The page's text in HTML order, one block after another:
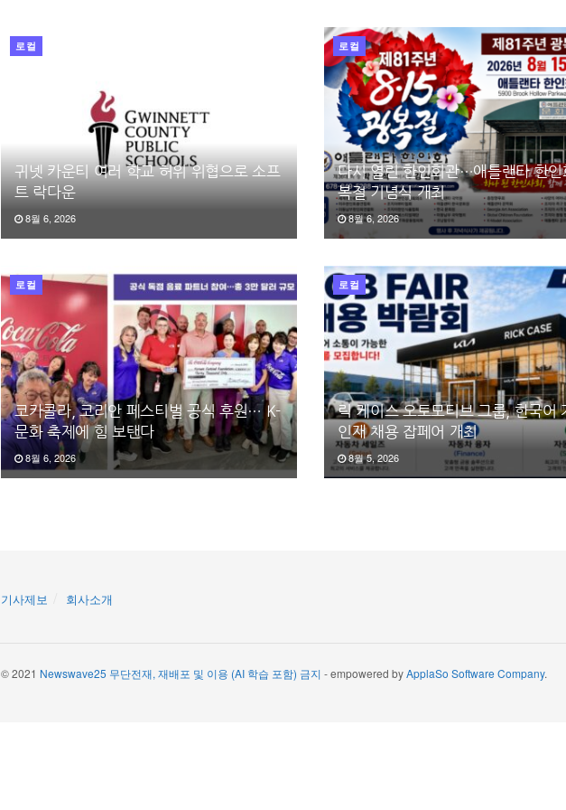
로컬
귀넷 카운티 여러 학교 허위 위협으로 소프
트 락다운
8월 6, 2026
로컬
다시 열린 한인회관…애틀랜타 한인
복절 기념식 개최
8월 6, 2026
로컬
코카콜라, 코리안 페스티벌 공식 후원… K-
문화 축제에 힘 보탠다
8월 6, 2026
로컬
릭 케이스 오토모티브 그룹, 한국어
인재 채용 잡페어 개최
8월 5, 2026
기사제보 회사소개
© 2021 Newswave25 무단전재, 재배포 및 이용 (AI 학습 포함) 금지 - empowered byApplaSo Software Company.